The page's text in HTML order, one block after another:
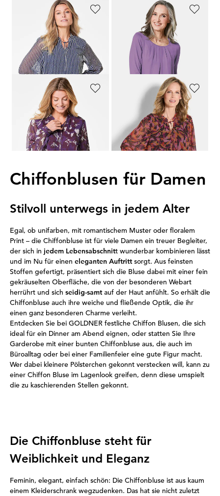
Chiffonbluse mit Gummibündchen
79,95 €
30-Tage-Bestpreis**: 44,95 € (-22%)
44,95 € 79,95 €
+ 12
30-Tage-Bestpreis**: 79,95 €
GOLDNER
Chiffonbluse mit Gummibündchen
34,95 €79,95 €
30-Tage-Bestpreis**: 44,95 €
34,95 €79,95 €
Chiffonblusen für Damen
Stilvoll unterwegs in jedem Alter
Egal, ob unifarben, mit romantischem Muster oder floralem
Print – die Chiffonbluse ist für viele Damen ein treuer Begleiter,
der sich in jedem Lebensabschnitt wunderbar kombinieren lässt
und im Nu für einen eleganten Auftritt sorgt. Aus feinsten
Stoffen gefertigt, präsentiert sich die Bluse dabei mit einer fein
gekräuselten Oberfläche, die von der besonderen Webart
herrührt und sich seidig-samt auf der Haut anfühlt. So erhält die
Chiffonbluse auch ihre weiche und fließende Optik, die ihr
einen ganz besonderen Charme verleiht.
Entdecken Sie bei GOLDNER festliche Chiffon Blusen, die sich
ideal für ein Dinner am Abend eignen, oder statten Sie Ihre
Garderobe mit einer bunten Chiffonbluse aus, die auch im
Büroalltag oder bei einer Familienfeier eine gute Figur macht.
Wer dabei kleinere Pölsterchen gekonnt verstecken will, kann zu
einer Chiffon Bluse im Lagenlook greifen, denn diese umspielt
die zu kaschierenden Stellen gekonnt.
Die Chiffonbluse steht für
Weiblichkeit und Eleganz
Feminin, elegant, einfach schön: Die Chiffonbluse ist aus kaum
einem Kleiderschrank wegzudenken. Das hat sie nicht zuletzt